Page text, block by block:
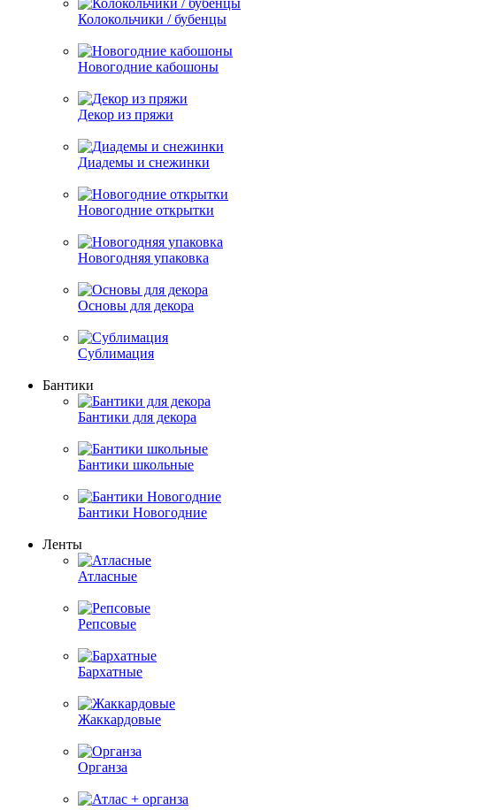
Колокольчики / бубенцы
Новогодние кабошоны
Декор из пряжи
Диадемы и снежинки
Новогодние открытки
Новогодняя упаковка
Основы для декора
Сублимация
Бантики
Бантики для декора
Бантики школьные
Бантики Новогодние
Ленты
Атласные
Репсовые
Бархатные
Жаккардовые
Органза